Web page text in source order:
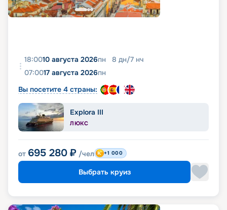
18:0010 августа 2026пн 8 дн/7 нч
07:0017 августа 2026пн
Вы посетите 4 страны:
Explora III
ЛЮКС
от 695 280 ₽ /чел +1 000
Выбрать круиз